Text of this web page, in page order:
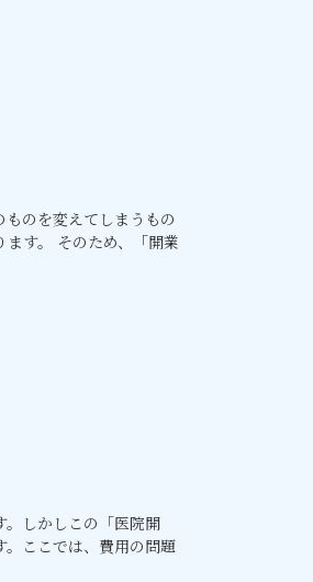
のを変えてしまうもの
す。 そのため、「開業
しかしこの「医院開
ここでは、費用の問題